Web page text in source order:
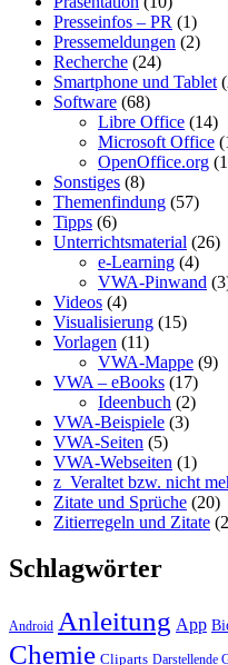
Presseinfos – PR (1)
Pressemeldungen (2)
Recherche (24)
Smartphone und Tablet
Software (68)
Libre Office (14)
Microsoft Office
OpenOffice.org
Sonstiges (8)
Themenfindung (57)
Tipps (6)
Unterrichtsmaterial (26)
e-Learning (4)
VWA-Pinwand
Videos (4)
Visualisierung (15)
Vorlagen (11)
VWA-Mappe (9)
VWA – eBooks (17)
Ideenbuch (2)
VWA-Beispiele (3)
VWA-Seiten (5)
VWA-Webseiten (1)
z_Veraltet bzw. nicht
Zitate und Sprüche (20)
Zitierregeln und Zitate
Schlagwörter
Android Anleitung App
Chemie Cliparts Darstellende